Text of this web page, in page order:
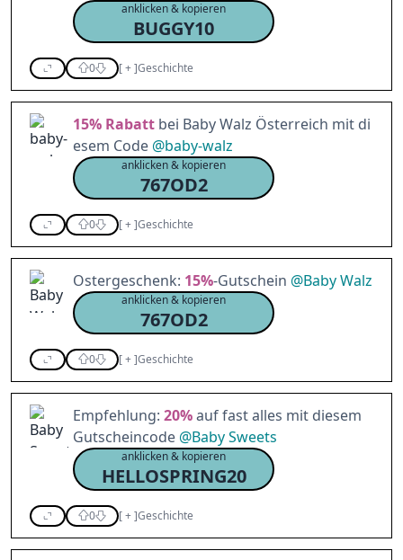
anklicken & kopieren
BUGGY10
0 [+]Geschichte
15% Rabatt bei Baby Walz Österreich mit di
esem Code @baby-walz
anklicken & kopieren
767OD2
0 [+]Geschichte
Ostergeschenk: 15%-Gutschein @Baby Walz
anklicken & kopieren
767OD2
0 [+]Geschichte
Empfehlung: 20%auf fast alles mit diesem
Gutscheincode @Baby Sweets
anklicken & kopieren
HELLOSPRING20
0 [+]Geschichte